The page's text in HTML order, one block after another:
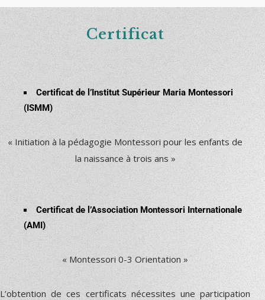
Certificat
Certificat de l’Institut Supérieur Maria Montessori
(ISMM)
« Initiation à la pédagogie Montessori pour les enfants de
la naissance à trois ans »
Certificat de l’Association Montessori Internationale
(AMI)
« Montessori 0-3 Orientation »
L’obtention de ces certificats nécessites une participation